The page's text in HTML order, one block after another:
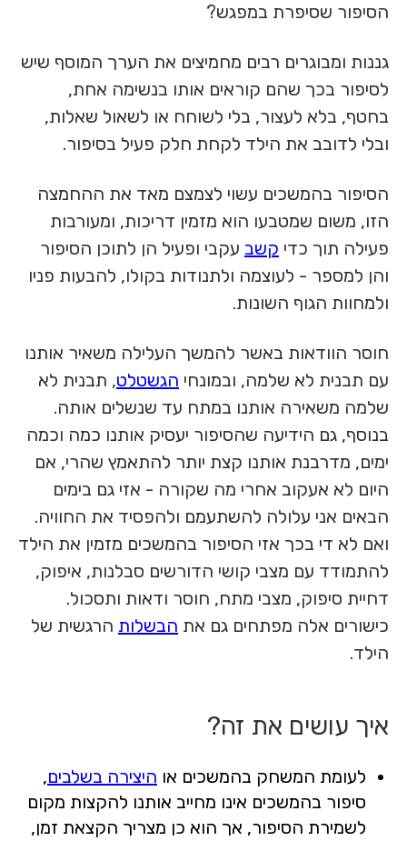
הסיפור שסיפרת במפגש?
גננות ומבוגרים רבים מחמיצים את הערך המוסף שיש
לסיפור בכך שהם קוראים אותו בנשימה אחת,
בחטף, בלא לעצור, בלי לשוחח או לשאול שאלות,
ובלי לדובב את הילד לקחת חלק פעיל בסיפור.
הסיפור בהמשכים עשוי לצמצם מאד את ההחמצה
הזו, משום שמטבעו הוא מזמין דריכות, ומעורבות
פעילה תוך כדי קשב עקבי ופעיל הן לתוכן הסיפור
והן למספר - לעוצמה ולתנודות בקולו, להבעות פניו
ולמחוות הגוף השונות.
חוסר הוודאות באשר להמשך העלילה משאיר אותנו
עם תבנית לא שלמה, ובמונחי הגשטלט, תבנית לא
שלמה משאירה אותנו במתח עד שנשלים אותה.
בנוסף, גם הידיעה שהסיפור יעסיק אותנו כמה וכמה
ימים, מדרבנת אותנו קצת יותר להתאמץ שהרי, אם
היום לא אעקוב אחרי מה שקורה - אזי גם בימים
הבאים אני עלולה להשתעמם ולהפסיד את החוויה.
ואם לא די בכך אזי הסיפור בהמשכים מזמין את הילד
להתמודד עם מצבי קושי הדורשים סבלנות, איפוק,
דחיית סיפוק, מצבי מתח, חוסר ודאות ותסכול.
כישורים אלה מפתחים גם את הבשלות הרגשית של
הילד.
איך עושים את זה?
לעומת המשחק בהמשכים או היצירה בשלבים,
סיפור בהמשכים אינו מחייב אותנו להקצות מקום
לשמירת הסיפור, אך הוא כן מצריך הקצאת זמן,